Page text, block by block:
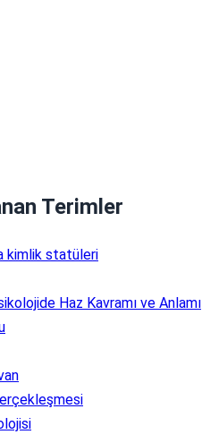
Terimler
kimlik statüleri
Haz Kavramı ve Anlamı